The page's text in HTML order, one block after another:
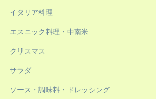
イタリア料理
エスニック料理・中南米
クリスマス
サラダ
ソース・調味料・ドレッシング